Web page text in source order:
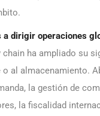
a dirigir operaciones
ha ampliado su
al almacenamiento.
la gestión de
la fiscalidad